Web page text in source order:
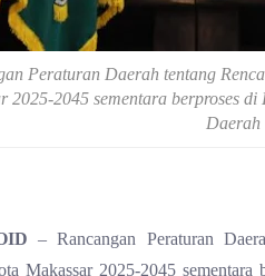
Peraturan Daerah tentang
2025-2045 sementara berproses
Daerah
– Rancangan Peraturan
Makassar 2025-2045